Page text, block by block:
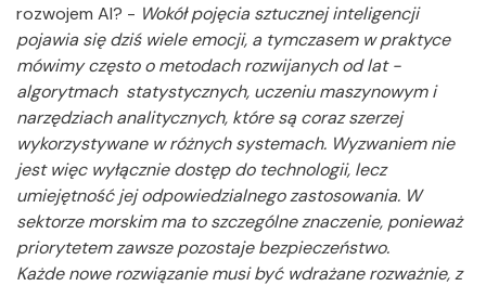
rozwojem AI? - Wokół pojęcia sztucznej inteligencji
pojawia się dziś wiele emocji, a tymczasem w praktyce
mówimy często o metodach rozwijanych od lat -
algorytmach statystycznych, uczeniu maszynowym i
narzędziach analitycznych, które są coraz szerzej
wykorzystywane w różnych systemach. Wyzwaniem nie
jest więc wyłącznie dostęp do technologii, lecz
umiejętność jej odpowiedzialnego zastosowania. W
sektorze morskim ma to szczególne znaczenie, ponieważ
priorytetem zawsze pozostaje bezpieczeństwo.
Każde nowe rozwiązanie musi być wdrażane rozważnie, z